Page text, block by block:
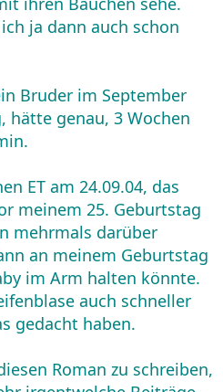
ja dann auch schon
Bruder im September
hätte genau, 3 Wochen
ET am 24.09.04, das
meinem 25. Geburtstag
mehrmals darüber
an meinem Geburtstag
im Arm halten könnte.
auch schneller
gedacht haben.
Roman zu schreiben,